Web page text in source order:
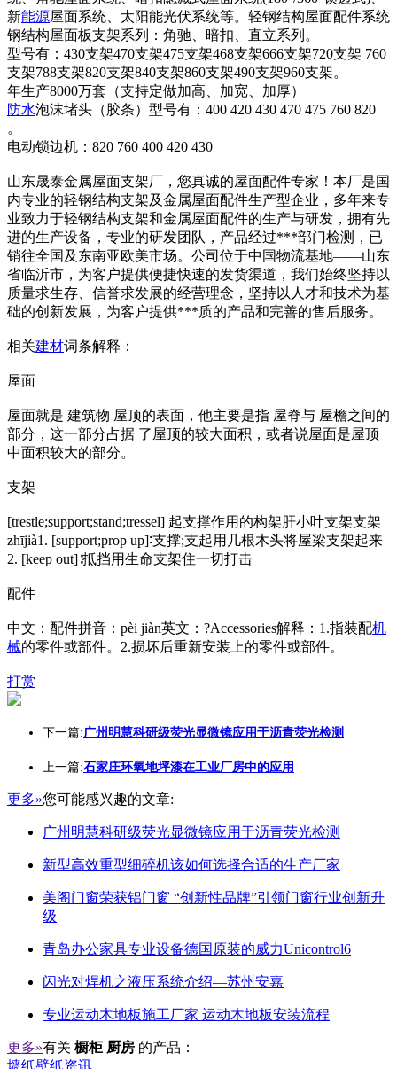
新能源屋面系统、太阳能光伏系统等。轻钢结构屋面配件系统
钢结构屋面板支架系列：角驰、暗扣、直立系列。
型号有：430支架470支架475支架468支架666支架720支架 760
支架788支架820支架840支架860支架490支架960支架。
年生产8000万套（支持定做加高、加宽、加厚）
防水泡沫堵头（胶条）型号有：400 420 430 470 475 760 820
。
电动锁边机：820 760 400 420 430
山东晟泰金属屋面支架厂，您真诚的屋面配件专家！本厂是国
内专业的轻钢结构支架及金属屋面配件生产型企业，多年来专
业致力于轻钢结构支架和金属屋面配件的生产与研发，拥有先
进的生产设备，专业的研发团队，产品经过***部门检测，已
销往全国及东南亚欧美市场。公司位于中国物流基地——山东
省临沂市，为客户提供便捷快速的发货渠道，我们始终坚持以
质量求生存、信誉求发展的经营理念，坚持以人才和技术为基
础的创新发展，为客户提供***质的产品和完善的售后服务。
相关建材词条解释：
屋面
屋面就是 建筑物 屋顶的表面，他主要是指 屋脊与 屋檐之间的
部分，这一部分占据 了屋顶的较大面积，或者说屋面是屋顶
中面积较大的部分。
支架
[trestle;support;stand;tressel] 起支撑作用的构架肝小叶支架支架
zhījià1. [support;prop up]∶支撑;支起用几根木头将屋梁支架起来
2. [keep out]∶抵挡用生命支架住一切打击
配件
中文：配件拼音：pèi jiàn英文：?Accessories解释：1.指装配机
械的零件或部件。2.损坏后重新安装上的零件或部件。
打赏
下一篇:广州明慧科研级荧光显微镜应用于沥青荧光检测
上一篇:石家庄环氧地坪漆在工业厂房中的应用
更多»您可能感兴趣的文章:
广州明慧科研级荧光显微镜应用于沥青荧光检测
新型高效重型细碎机该如何选择合适的生产厂家
美阁门窗荣获铝门窗 “创新性品牌”引领门窗行业创新升
级
青岛办公家具专业设备德国原装的威力Unicontrol6
闪光对焊机之液压系统介绍—苏州安嘉
专业运动木地板施工厂家 运动木地板安装流程
更多»有关 橱柜 厨房 的产品：
墙纸壁纸资讯